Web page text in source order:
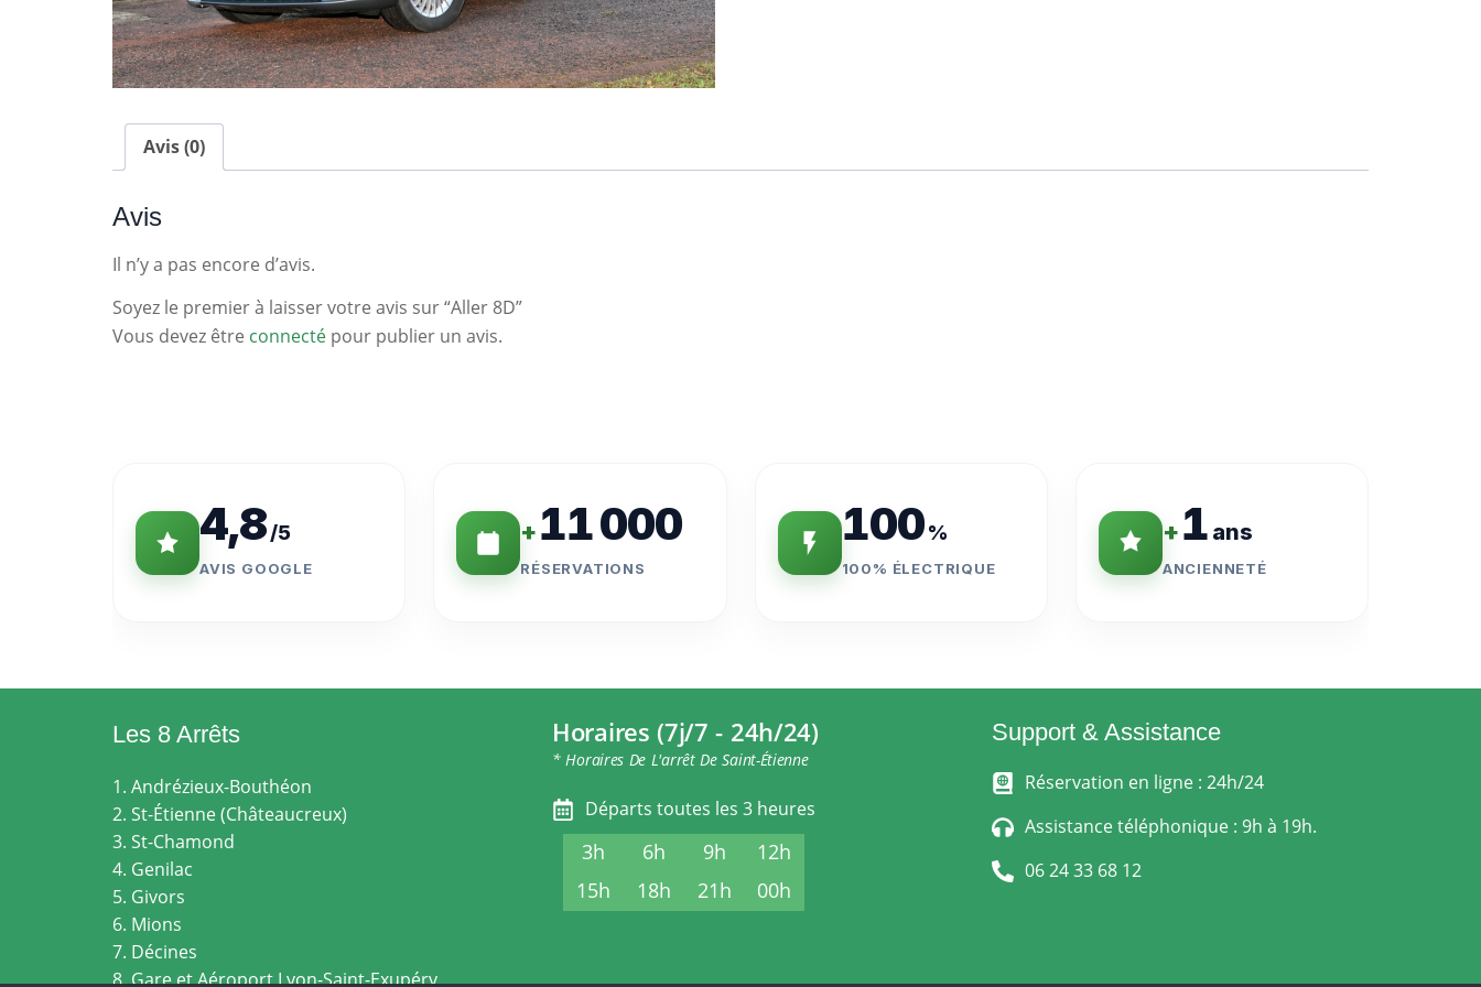
Avis (0)
Avis
Il n’y a pas encore d’avis.
Soyez le premier à laisser votre avis sur “Aller 8D”
Vous devez être connecté pour publier un avis.
4,8/5
AVIS GOOGLE
+11 000
RÉSERVATIONS
100 %
100% ÉLECTRIQUE
+1 ans
ANCIENNETÉ
Les 8 Arrêts
1. Andrézieux-Bouthéon
2. St-Étienne (Châteaucreux)
3. St-Chamond
4. Genilac
5. Givors
6. Mions
7. Décines
8. Gare et Aéroport Lyon-Saint-Exupéry
Horaires (7j/7 - 24h/24)
* Horaires De L'arrêt De Saint-Étienne
Départs toutes les 3 heures
3h 6h 9h
12h
15h
18h 21h 00h
Support & Assistance
Réservation en ligne : 24h/24
Assistance téléphonique : 9h à 19h.
06 24 33 68 12